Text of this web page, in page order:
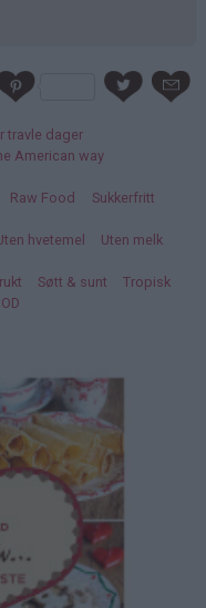
travle dager
American way
Raw Food
Sukkerfritt
hvetemel
Uten melk
Søtt & sunt
Tropisk